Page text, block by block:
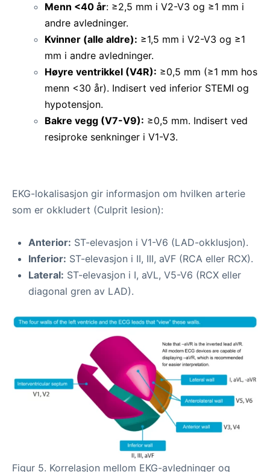
Menn <40 år: ≥2,5 mm i V2-V3 og ≥1 mm i
andre avledninger.
Kvinner (alle aldre): ≥1,5 mm i V2-V3 og ≥1
mm i andre avledninger.
Høyre ventrikkel (V4R): ≥0,5 mm (≥1 mm hos
menn <30 år). Indisert ved inferior STEMI og
hypotensjon.
Bakre vegg (V7-V9): ≥0,5 mm. Indisert ved
resiproke senkninger i V1-V3.
EKG-lokalisasjon gir informasjon om hvilken arterie
som er okkludert (Culprit lesion):
Anterior: ST-elevasjon i V1-V6 (LAD-okklusjon).
Inferior: ST-elevasjon i II, III, aVF (RCA eller RCX).
Lateral: ST-elevasjon i I, aVL, V5-V6 (RCX eller
diagonal gren av LAD).
Figur 5. Korrelasjon mellom EKG-avledninger og